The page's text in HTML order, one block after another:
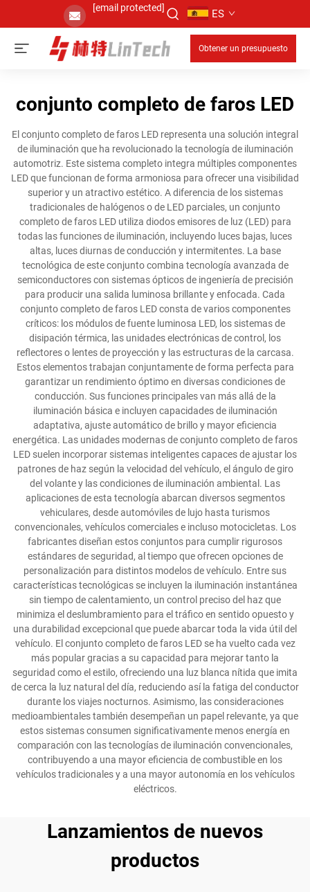
[email protected] ES
Obtener un presupuesto
conjunto completo de faros LED
El conjunto completo de faros LED representa una solución integral
de iluminación que ha revolucionado la tecnología de iluminación
automotriz. Este sistema completo integra múltiples componentes
LED que funcionan de forma armoniosa para ofrecer una visibilidad
superior y un atractivo estético. A diferencia de los sistemas
tradicionales de halógenos o de LED parciales, un conjunto
completo de faros LED utiliza diodos emisores de luz (LED) para
todas las funciones de iluminación, incluyendo luces bajas, luces
altas, luces diurnas de conducción y intermitentes. La base
tecnológica de este conjunto combina tecnología avanzada de
semiconductores con sistemas ópticos de ingeniería de precisión
para producir una salida luminosa brillante y enfocada. Cada
conjunto completo de faros LED consta de varios componentes
críticos: los módulos de fuente luminosa LED, los sistemas de
disipación térmica, las unidades electrónicas de control, los
reflectores o lentes de proyección y las estructuras de la carcasa.
Estos elementos trabajan conjuntamente de forma perfecta para
garantizar un rendimiento óptimo en diversas condiciones de
conducción. Sus funciones principales van más allá de la
iluminación básica e incluyen capacidades de iluminación
adaptativa, ajuste automático de brillo y mayor eficiencia
energética. Las unidades modernas de conjunto completo de faros
LED suelen incorporar sistemas inteligentes capaces de ajustar los
patrones de haz según la velocidad del vehículo, el ángulo de giro
del volante y las condiciones de iluminación ambiental. Las
aplicaciones de esta tecnología abarcan diversos segmentos
vehiculares, desde automóviles de lujo hasta turismos
convencionales, vehículos comerciales e incluso motocicletas. Los
fabricantes diseñan estos conjuntos para cumplir rigurosos
estándares de seguridad, al tiempo que ofrecen opciones de
personalización para distintos modelos de vehículo. Entre sus
características tecnológicas se incluyen la iluminación instantánea
sin tiempo de calentamiento, un control preciso del haz que
minimiza el deslumbramiento para el tráfico en sentido opuesto y
una durabilidad excepcional que puede abarcar toda la vida útil del
vehículo. El conjunto completo de faros LED se ha vuelto cada vez
más popular gracias a su capacidad para mejorar tanto la
seguridad como el estilo, ofreciendo una luz blanca nítida que imita
de cerca la luz natural del día, reduciendo así la fatiga del conductor
durante los viajes nocturnos. Asimismo, las consideraciones
medioambientales también desempeñan un papel relevante, ya que
estos sistemas consumen significativamente menos energía en
comparación con las tecnologías de iluminación convencionales,
contribuyendo a una mayor eficiencia de combustible en los
vehículos tradicionales y a una mayor autonomía en los vehículos
eléctricos.
Lanzamientos de nuevos
productos